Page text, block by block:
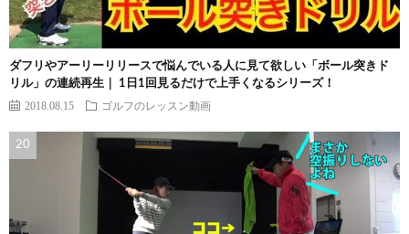
ダフリやアーリーリリースで悩んでいる人に見て欲しい「ボール突きド
リル」の連続再生｜ 1日1回見るだけで上手くなるシリーズ！
2018.08.15 ゴルフのレッスン動画